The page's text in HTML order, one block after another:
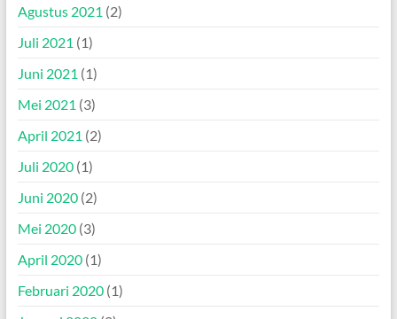
Agustus 2021 (2)
Juli 2021 (1)
Juni 2021 (1)
Mei 2021 (3)
April 2021 (2)
Juli 2020(1)
Juni 2020(2)
Mei 2020(3)
April 2020(1)
Februari 2020(1)